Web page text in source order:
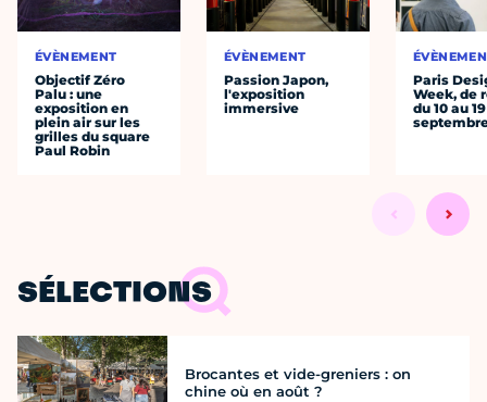
ÉVÈNEMENT
Objectif Zéro
Palu : une
exposition en
plein air sur les
grilles du square
Paul Robin
ÉVÈNEMENT
Passion Japon,
l'exposition
immersive
Paris
Week, de
du 10 au 19
SÉLECTIONS
Brocantes et vide-greniers : on
chine où en août ?